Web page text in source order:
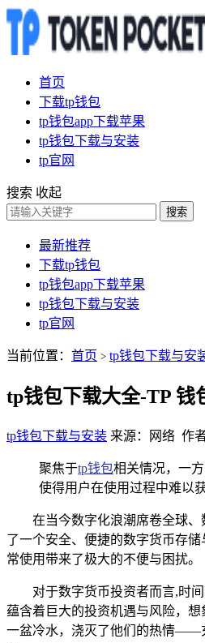
首页
下载tp钱包
tp钱包app下载苹果
tp钱包下载与安装
tp官网
搜索 收起
搜索
最新推荐
下载tp钱包
tp钱包app下载苹果
tp钱包下载与安装
tp官网
当前位置： 首页 > tp钱包下载与安
tp钱包下载大全-TP 钱
tp钱包下载与安装 来源：网络 作
聚焦于tp钱包相关情况，一
使得用户在使用过程中难以
在当今数字化浪潮席卷全球
了一个安全、便捷的数字货币存
常使用带来了极大的不便与困扰。
对于数字货币投资者而言,时
蕴含着巨大的投资机遇与风险，
一盆冷水，浇灭了他们的热情——